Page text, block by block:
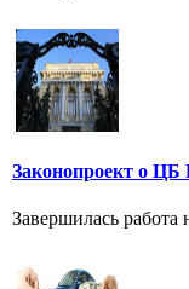
Законопроект о ЦБ
Завершилась работа